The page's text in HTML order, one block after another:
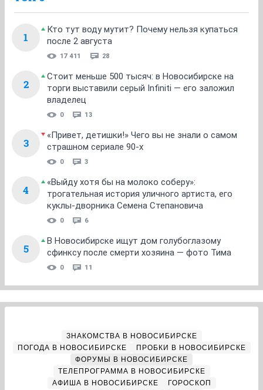
1
Кто тут воду мутит? Почему нельзя купаться
после 2 августа
17 411 28
2
Стоит меньше 500 тысяч: в Новосибирске на
торги выставили серый Infiniti — его заложил
владелец
0 13
3
«Привет, детишки!» Чего вы не знали о самом
страшном сериале 90-х
0 3
4
«Выйду хотя бы на молоко соберу»:
трогательная история уличного артиста, его
куклы-дворника Семена Степановича
0 6
5
В Новосибирске ищут дом голубоглазому
сфинксу после смерти хозяина — фото Тима
0 11
ЗНАКОМСТВА В НОВОСИБИРСКЕ
ПОГОДА В НОВОСИБИРСКЕ
ПРОБКИ В НОВОСИБИРСКЕ
ФОРУМЫ В НОВОСИБИРСКЕ
ТЕЛЕПРОГРАММА В НОВОСИБИРСКЕ
АФИША В НОВОСИБИРСКЕ
ГОРОСКОП